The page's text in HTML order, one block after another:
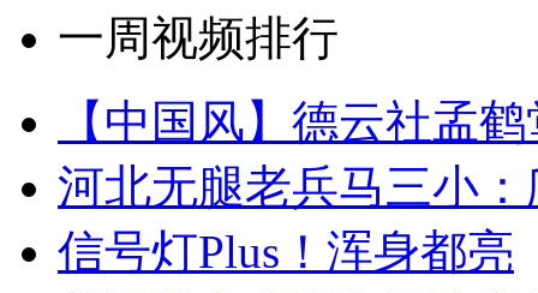
一周视频排行
【中国风】德云社孟
河北无腿老兵马三小
信号灯Plus！浑身都亮